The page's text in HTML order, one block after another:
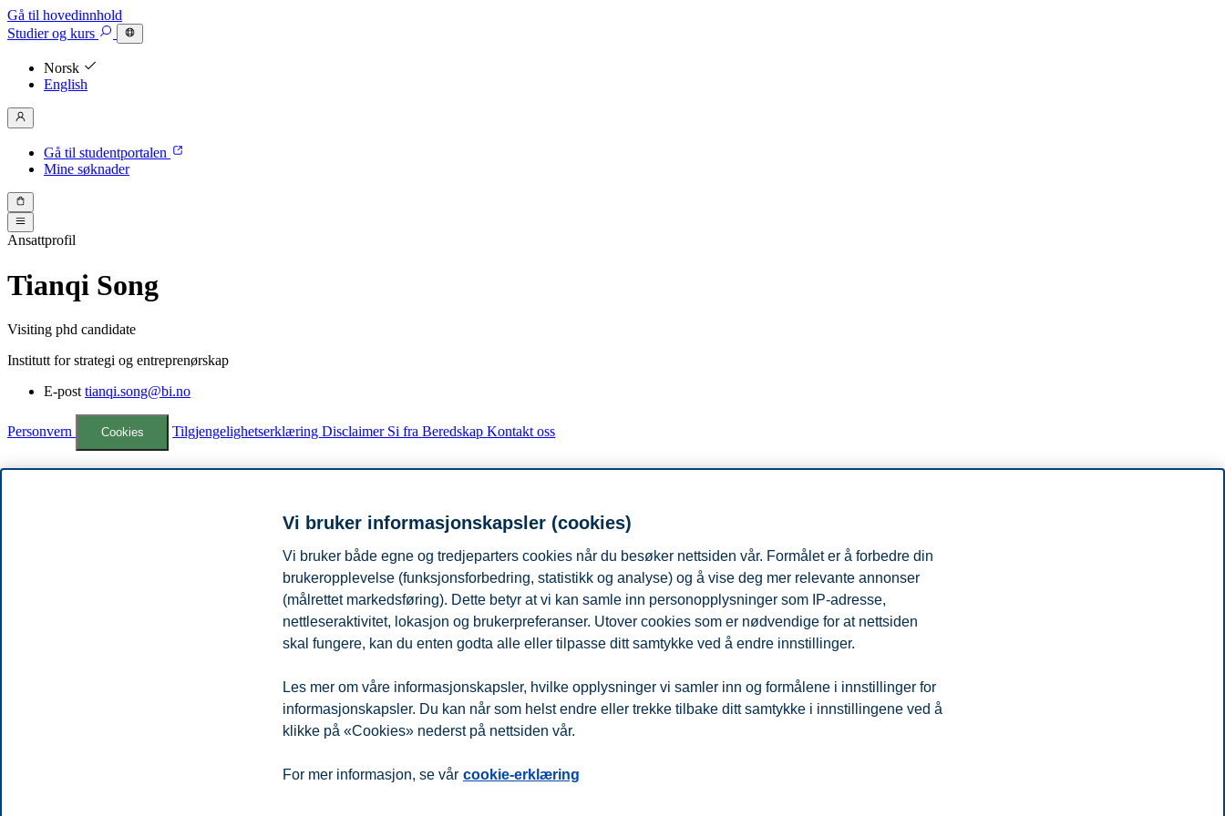
Gå til hovedinnhold
Studierog kurs
Norsk
English
Gå til studentportalen
Mine søknader
Ansattprofil
Tianqi Song
Visiting phd candidate
Institutt for strategi og entreprenørskap
E-post tianqi.song@bi.no
Personvern Cookies TilgjengelighetserklæringDisclaimer Si fraBeredskapKontakt oss
Campus:
Vi bruker informasjonskapsler (cookies)
Vi bruker både egne og tredjeparters cookies når du besøker nettsiden vår. Formålet er å forbedre din
brukeropplevelse (funksjonsforbedring, statistikk og analyse) og å vise deg mer relevante annonser
(målrettet markedsføring). Dette betyr at vi kan samle inn personopplysninger som IP-adresse,
nettleseraktivitet, lokasjon og brukerpreferanser. Utover cookies som er nødvendige for at nettsiden
skal fungere, kan du enten godta alle eller tilpasse ditt samtykke ved å endre innstillinger.
Les mer om våre informasjonskapsler, hvilke opplysninger vi samler inn og formålene i innstillinger for
informasjonskapsler. Du kan når som helst endre eller trekke tilbake ditt samtykke i innstillingene ved å
klikke på «Cookies» nederst på nettsiden vår.
For mer informasjon, se vår cookie-erklæring